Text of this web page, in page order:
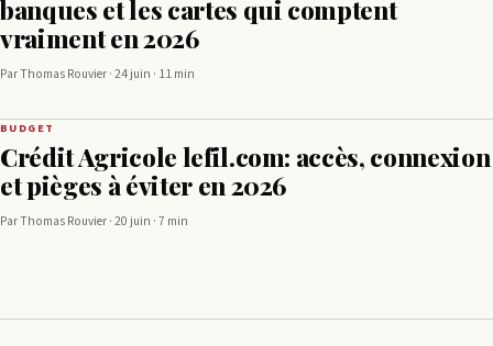
banques et les cartes qui comptent
vraiment en 2026
Par Thomas Rouvier · 24 juin · 11 min
BUDGET
Crédit Agricole lefil.com: accès, connexion
et pièges à éviter en 2026
Par Thomas Rouvier · 20 juin · 7 min